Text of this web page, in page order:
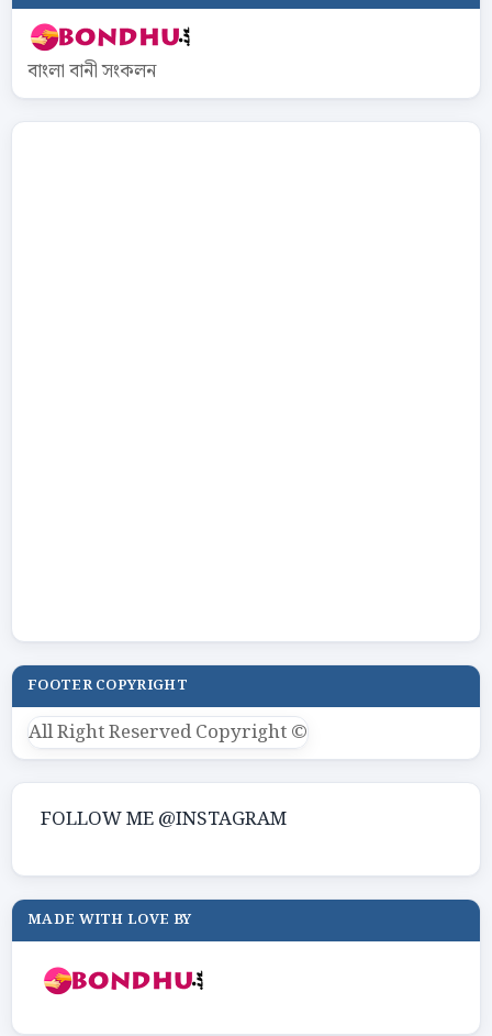
বাংলা বানী সংকলন
FOOTER COPYRIGHT
All Right Reserved Copyright ©
FOLLOW ME @INSTAGRAM
MADE WITH LOVE BY